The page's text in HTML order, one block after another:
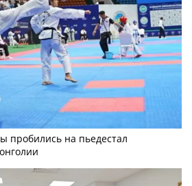
пробились на пьедестал